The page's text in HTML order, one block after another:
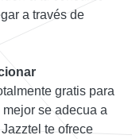
a través de
gratis para
se adecua a
te ofrece